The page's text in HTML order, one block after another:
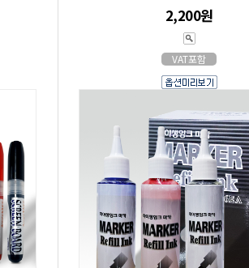
2,200원
VAT포함